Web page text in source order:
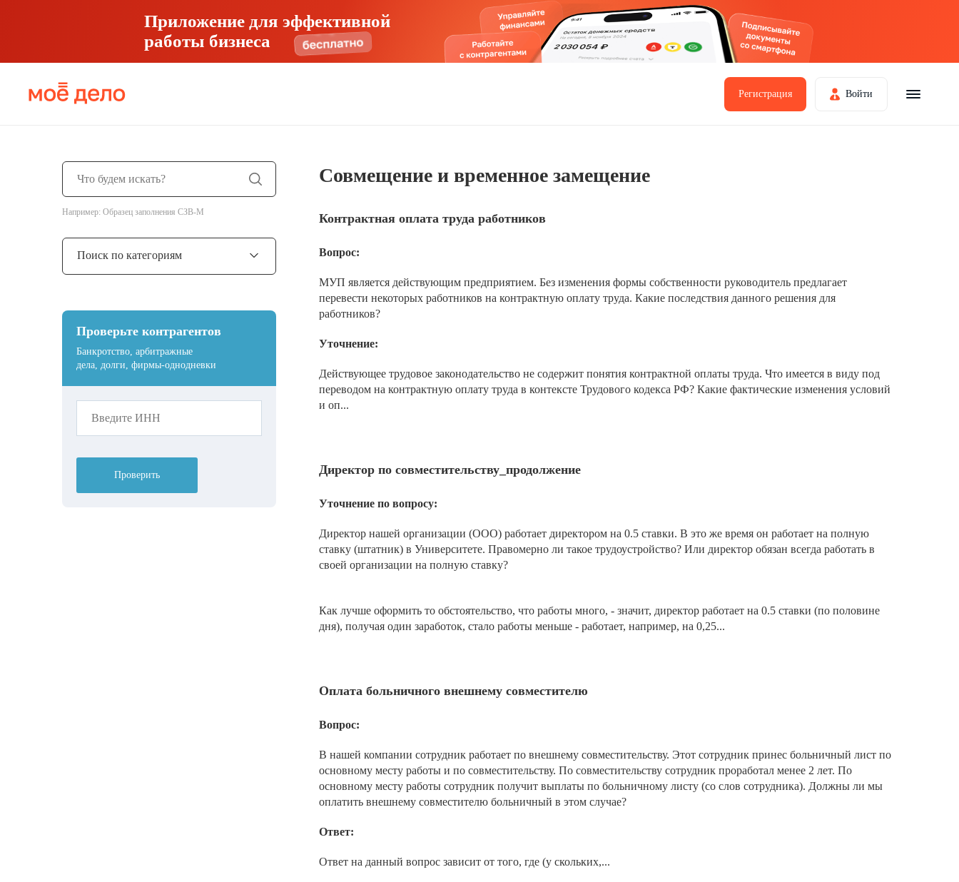
Приложение для эффективной
работы бизнеса
Регистрация Войти
Например: Образец заполнения СЗВ-М
Поиск по категориям
Проверьте контрагентов
Банкротство, арбитражные
дела, долги, фирмы-однодневки
Проверить
Совмещение и временное замещение
Контрактная оплата труда работников
Вопрос:
МУП является действующим предприятием. Без изменения формы собственности руководитель предлагает
перевести некоторых работников на контрактную оплату труда. Какие последствия данного решения для
работников?
Уточнение:
Действующее трудовое законодательство не содержит понятия контрактной оплаты труда. Что имеется в виду под
переводом на контрактную оплату труда в контексте Трудового кодекса РФ? Какие фактические изменения условий
и оп...
Директор по совместительству_продолжение
Уточнение по вопросу:
Директор нашей организации (ООО) работает директором на 0.5 ставки. В это же время он работает на полную
ставку (штатник) в Университете. Правомерно ли такое трудоустройство? Или директор обязан всегда работать в
своей организации на полную ставку?
Как лучше оформить то обстоятельство, что работы много, - значит, директор работает на 0.5 ставки (по половине
дня), получая один заработок, стало работы меньше - работает, например, на 0,25...
Оплата больничного внешнему совместителю
Вопрос:
В нашей компании сотрудник работает по внешнему совместительству. Этот сотрудник принес больничный лист по
основному месту работы и по совместительству. По совместительству сотрудник проработал менее 2 лет. По
основному месту работы сотрудник получит выплаты по больничному листу (со слов сотрудника). Должны ли мы
оплатить внешнему совместителю больничный в этом случае?
Ответ:
Ответ на данный вопрос зависит от того, где (у скольких,...